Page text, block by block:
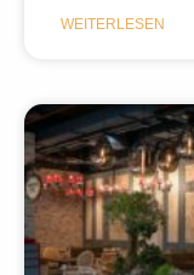
WEITERLESEN